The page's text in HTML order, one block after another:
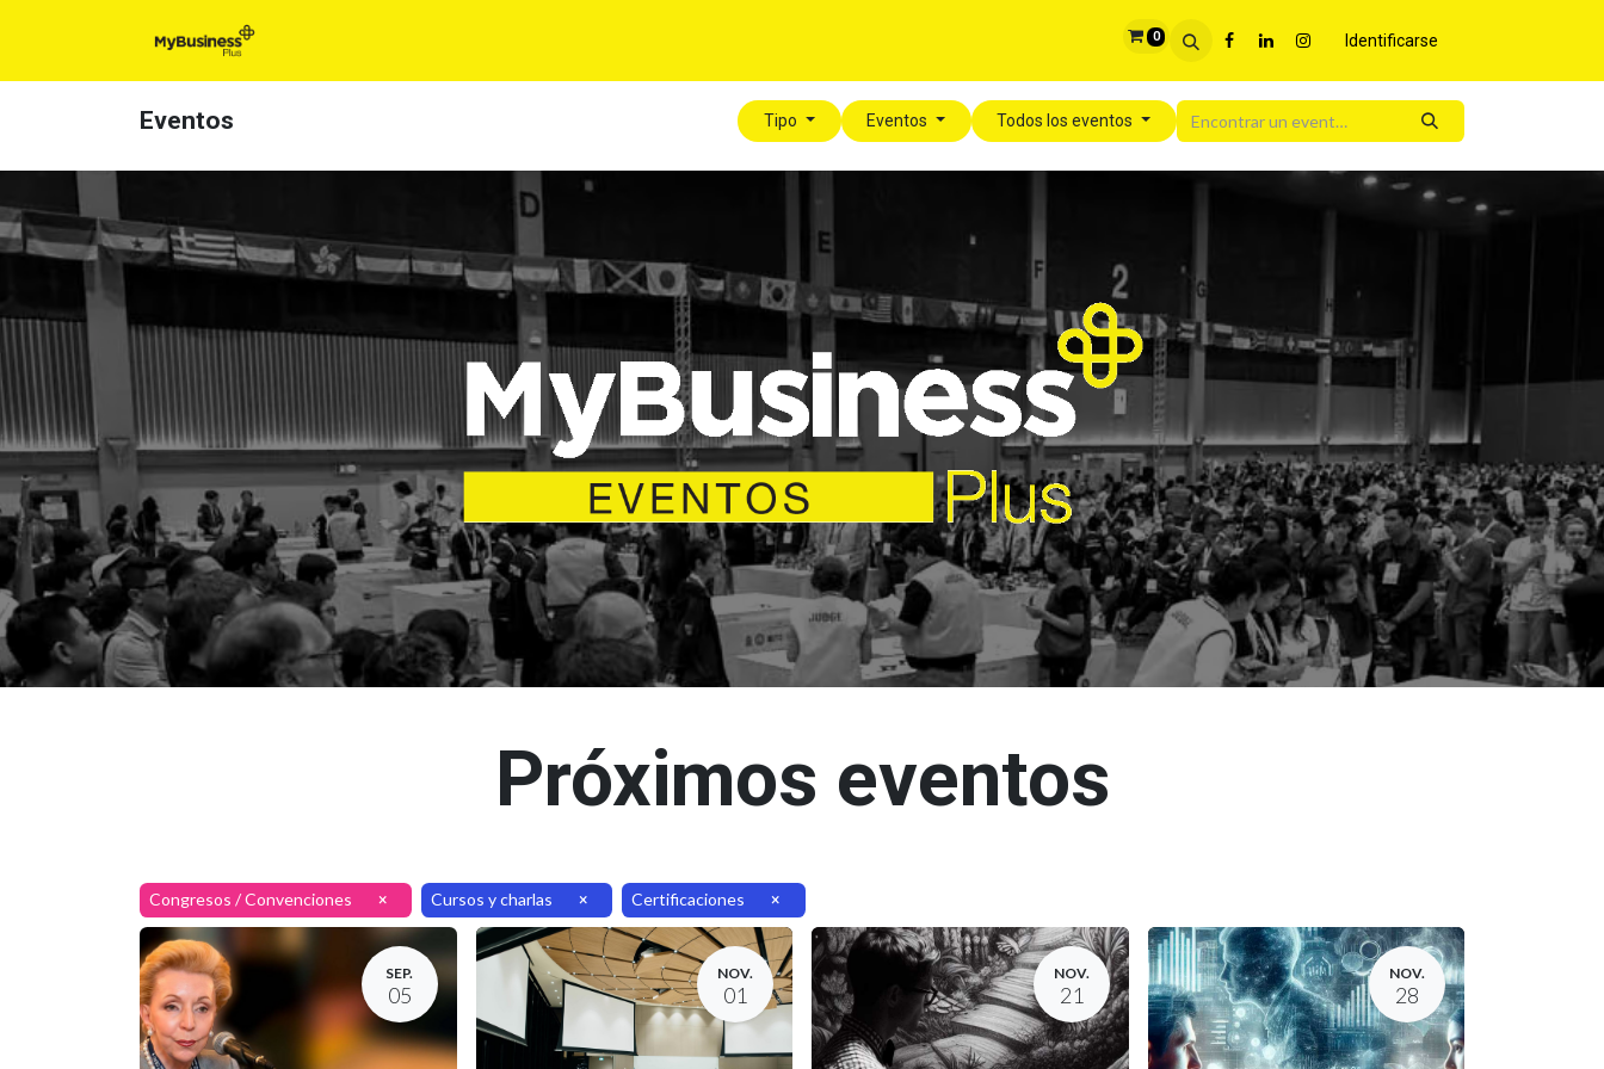
0 Identificarse
Eventos Tipo Eventos Todos los eventos
Próximos eventos
Congresos / Convenciones × Cursos y charlas × Certificaciones ×
SEP.
05
NOV.
01
NOV.
21
NOV.
28